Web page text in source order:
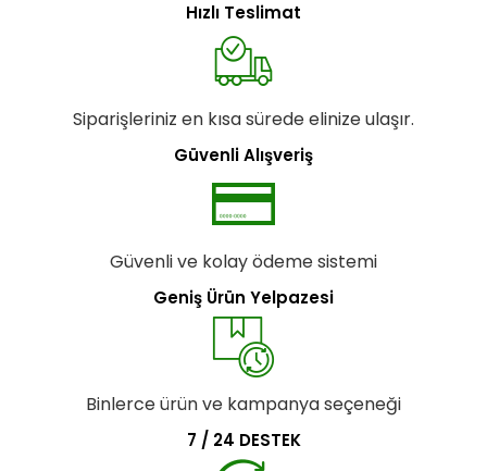
Hızlı Teslimat
Siparişleriniz en kısa sürede elinize ulaşır.
Güvenli Alışveriş
Güvenli ve kolay ödeme sistemi
Geniş Ürün Yelpazesi
Binlerce ürün ve kampanya seçeneği
7 / 24 DESTEK